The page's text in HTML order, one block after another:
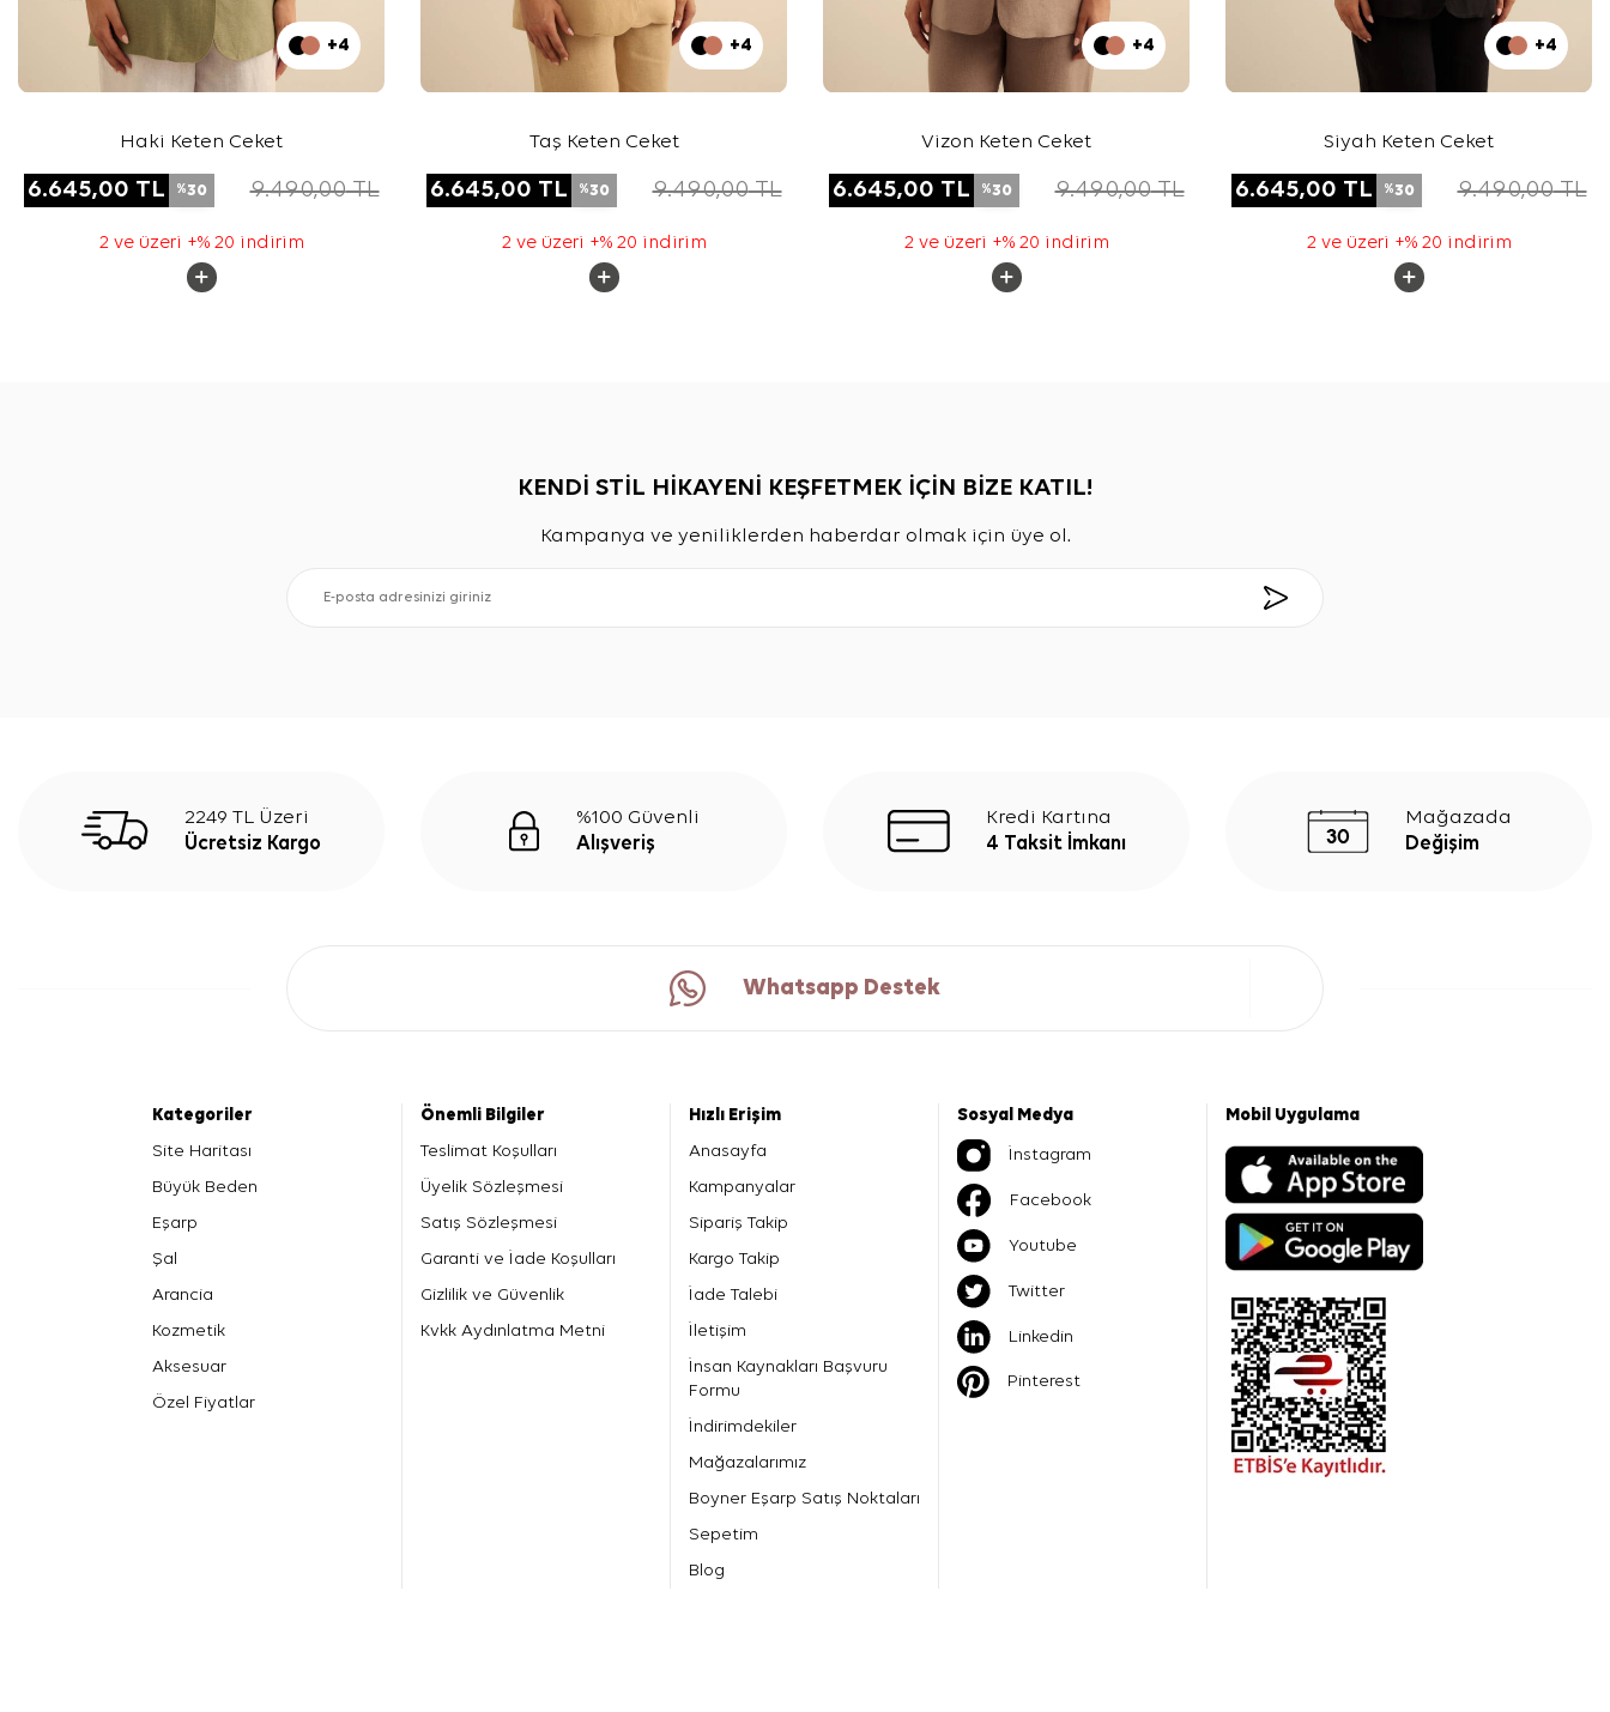
+4
Haki Keten Ceket
6.645,00 TL %30 9.490,00TL
2 ve üzeri +% 20 indirim
+4
Taş Keten Ceket
6.645,00 TL %30 9.490,00TL
2 ve üzeri +% 20 indirim
+4
Vizon Keten Ceket
6.645,00 TL %30 9.490,00TL
2 ve üzeri +% 20 indirim
+4
Siyah Keten Ceket
6.645,00 TL %30 9.490,00TL
2 ve üzeri +% 20 indirim
KENDİ STİL HİKAYENİ KEŞFETMEK İÇİN BİZE KATIL!
Kampanya ve yeniliklerden haberdar olmak için üye ol.
2249 TL Üzeri
Ücretsiz Kargo
%100 Güvenli
Alışveriş
Kredi Kartına
4 Taksit İmkanı
Mağazada
Değişim
Whatsapp Destek
Kategoriler
Site Haritası
Büyük Beden
Eşarp
Şal
Arancia
Kozmetik
Aksesuar
Özel Fiyatlar
Önemli Bilgiler
Teslimat Koşulları
Üyelik Sözleşmesi
Satış Sözleşmesi
Garanti ve İade Koşulları
Gizlilik ve Güvenlik
Kvkk Aydınlatma Metni
Hızlı Erişim
Anasayfa
Kampanyalar
Sipariş Takip
Kargo Takip
İade Talebi
İletişim
İnsan Kaynakları Başvuru
Formu
İndirimdekiler
Mağazalarımız
Boyner Eşarp Satış Noktaları
Sepetim
Blog
Sosyal Medya
İnstagram
Facebook
Youtube
Twitter
Linkedin
Pinterest
Mobil Uygulama